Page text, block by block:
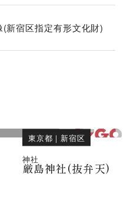
新宿区指定有形文化財)
東京都 ｜ 新宿区
神社
厳島神社(抜弁天)